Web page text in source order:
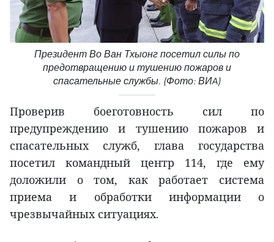
Президент Во Ван Тхыонг посетил силы по
предотвращению и тушению пожаров и
спасательные службы. (Фото: ВИA)
Проверив боеготовность сил по
предупреждению и тушению пожаров и
спасательных служб, глава государства
посетил командный центр 114, где ему
доложили о том, как работает система
приема и обработки информации о
чрезвычайных ситуациях.